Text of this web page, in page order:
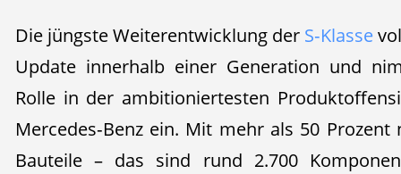
Die jüngste Weiterentwicklung der S‑Klasse
Update innerhalb einer Generation und
Rolle in der ambitioniertesten
Mercedes‑Benz ein. Mit mehr als 50
Bauteile – das sind rund 2.700